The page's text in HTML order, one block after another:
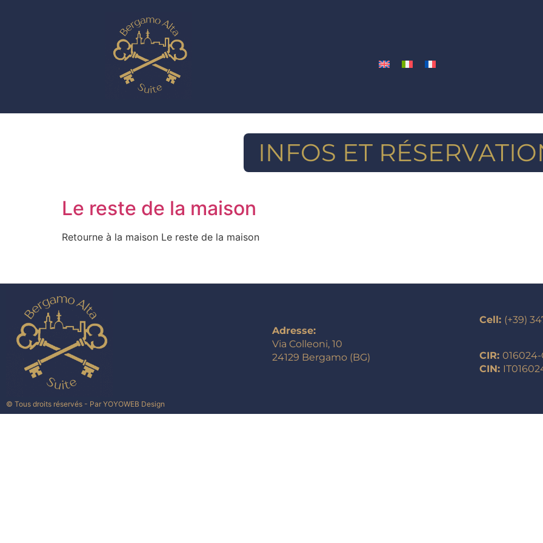
INFOS ET
Le reste de la maison
Retourne à la maison Le reste de la maison
© Tous droits réservés - Par YOYOWEB Design
Adresse:
Via Colleoni, 10
24129 Bergamo (BG)
Cell: (+39)
CIR:
CIN: